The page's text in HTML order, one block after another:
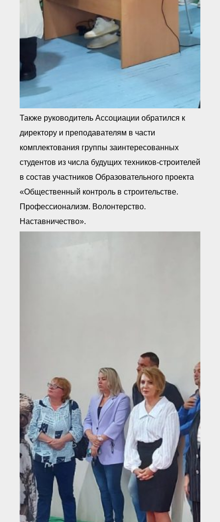
Также руководитель Ассоциации обратился к
директору и преподавателям в части
комплектования группы заинтересованных
студентов из числа будущих техников-строителей
в состав участников Образовательного проекта
«Общественный контроль в строительстве.
Профессионализм. Волонтерство.
Наставничество».